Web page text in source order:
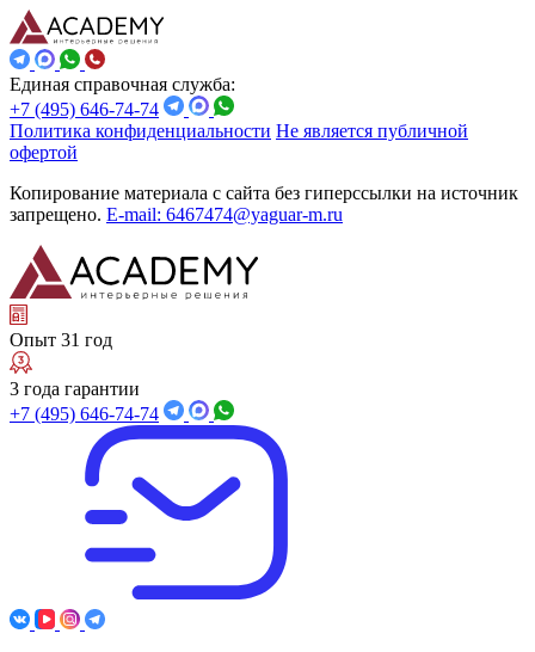
Единая справочная служба:
+7 (495) 646-74-74
Политика конфиденциальности Не является публичной
офертой
Копирование материала с сайта без гиперссылки на источник
запрещено. E-mail: 6467474@yaguar-m.ru
Опыт 31 год
3 года гарантии
+7 (495) 646-74-74